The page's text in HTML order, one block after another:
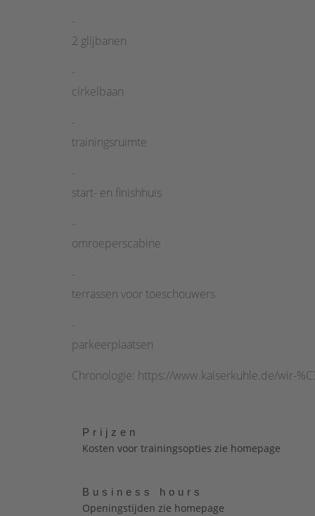
-
2 glijbanen
-
cirkelbaan
-
trainingsruimte
-
start- en finishhuis
-
omroeperscabine
-
terrassen voor toeschouwers
-
parkeerplaatsen
Chronologie: https://www.kaiserkuhle.de/wir-
Prijzen
Kosten voor trainingsopties zie homepage
Business hours
Openingstijden zie homepage